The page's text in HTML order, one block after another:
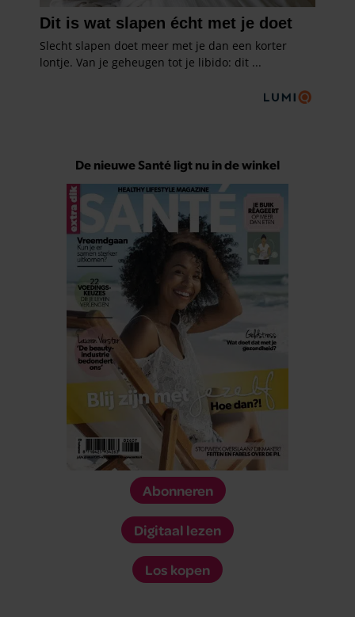
De nieuwe Santé ligt nu in de winkel
Abonneren
Digitaal lezen
Los kopen